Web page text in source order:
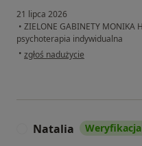
21 lipca 2026
• ZIELONE GABINETY MONIKA
psychoterapia indywidualna
• w opinii użytkownika J
zgłoś nadużycie
Natalia